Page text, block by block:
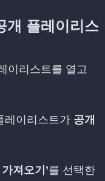
개 플레이리스
이리스트를 열고
레이리스트가 공개
져오기’를 선택한